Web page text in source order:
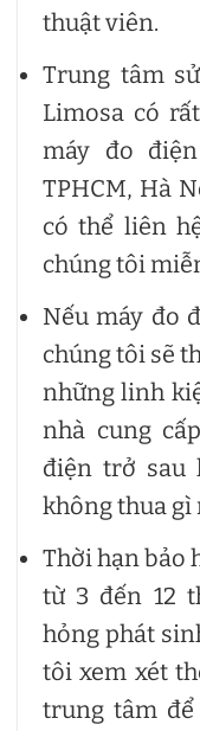
thuật viên.
Trung tâm
Limosa có
máy đo
TPHCM, Hà
có thể liên
chúng tôi
Nếu máy đo
chúng tôi sẽ
những linh
nhà cung
điện trở sau
không thua gì
Thời hạn bảo
từ 3 đến 12
hỏng phát
tôi xem xét
trung tâm